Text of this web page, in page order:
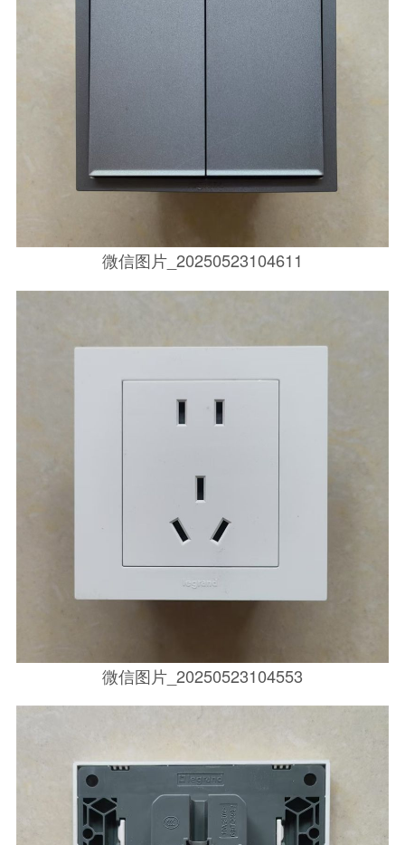
微信图片_20250523104611
微信图片_20250523104553